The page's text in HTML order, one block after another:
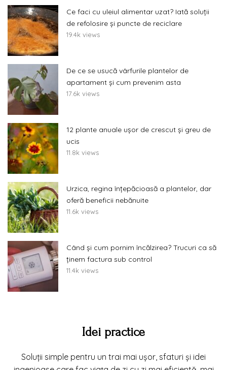
Ce faci cu uleiul alimentar uzat? Iată soluții
de refolosire și puncte de reciclare
19.4k views
De ce se usucă vârfurile plantelor de
apartament și cum prevenim asta
17.6k views
12 plante anuale ușor de crescut și greu de
ucis
11.8k views
Urzica, regina înțepăcioasă a plantelor, dar
oferă beneficii nebănuite
11.6k views
Când și cum pornim încălzirea? Trucuri ca să
ținem factura sub control
11.4k views
Idei practice
Soluții simple pentru un trai mai ușor, sfaturi și idei